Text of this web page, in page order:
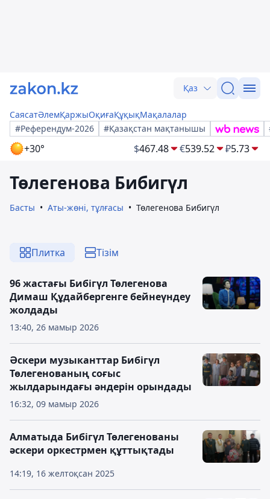
Қаз
СаясатӘлемҚаржыОқиғаҚұқықМақалалар
#Референдум-2026
#Қазақстан мақтанышы
+30° $467.48 €539.52 ₽5.73
Төлегенова Бибигүл
Басты Аты-жөні, тұлғасы Төлегенова Бибигүл
Плитка Тізім
13:40, 26 мамыр 2026
96 жастағы Бибігүл Төлегенова
Димаш Құдайбергенге бейнеүндеу
жолдады
16:32, 09 мамыр 2026
Әскери музыканттар Бибігүл
Төлегенованың соғыс
жылдарындағы әндерін орындады
14:19, 16 желтоқсан 2025
Алматыда Бибігүл Төлегенованы
әскери оркестрмен құттықтады